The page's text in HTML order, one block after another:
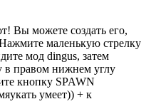
Вы можете создать его,
маленькую стрелку
мод dingus, затем
в правом нижнем углу
кнопку SPAWN
умеет)) + к